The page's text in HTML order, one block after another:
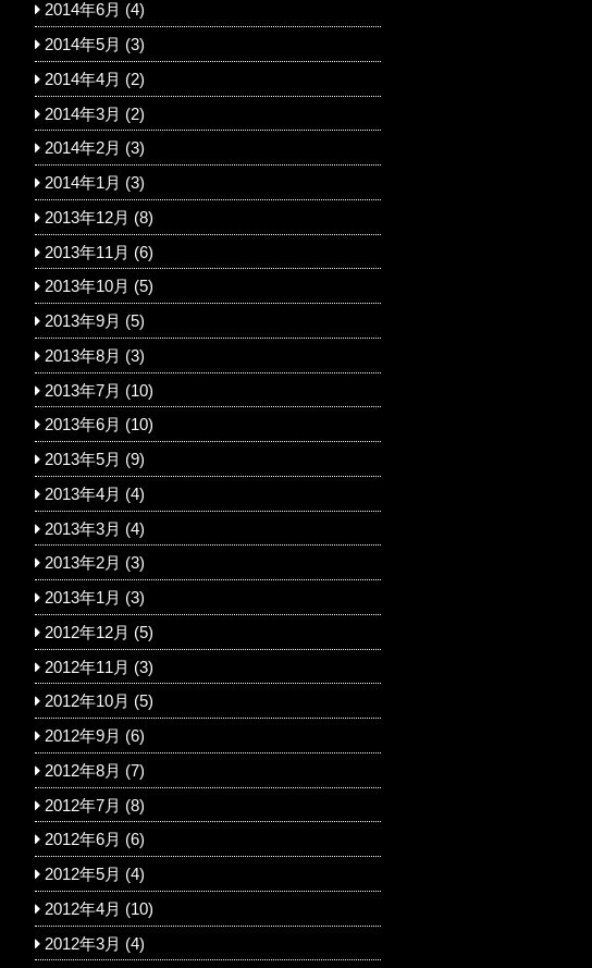
2014年6月 (4)
2014年5月 (3)
2014年4月 (2)
2014年3月 (2)
2014年2月 (3)
2014年1月 (3)
2013年12月 (8)
2013年11月 (6)
2013年10月 (5)
2013年9月 (5)
2013年8月 (3)
2013年7月 (10)
2013年6月 (10)
2013年5月 (9)
2013年4月 (4)
2013年3月 (4)
2013年2月 (3)
2013年1月 (3)
2012年12月 (5)
2012年11月 (3)
2012年10月 (5)
2012年9月 (6)
2012年8月 (7)
2012年7月 (8)
2012年6月 (6)
2012年5月 (4)
2012年4月 (10)
2012年3月 (4)